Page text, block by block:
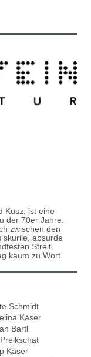
Kusz, ist eine
der 70er Jahre.
zwischen den
skurile, absurde
Streit.
kaum zu Wort.
Schmidt
Käser
Bartl
Käser